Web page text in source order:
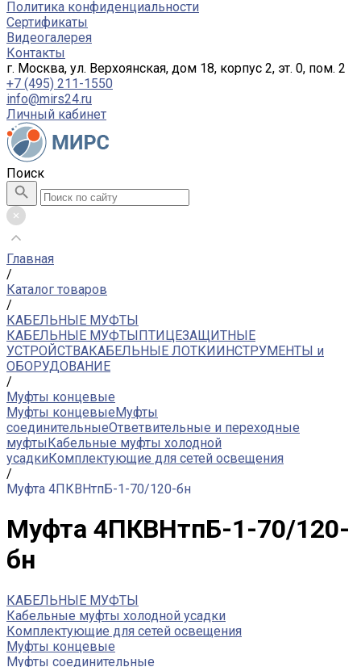
Политика конфиденциальности
Сертификаты
Видеогалерея
Контакты
г. Москва, ул. Верхоянская, дом 18, корпус 2, эт. 0, пом. 2
+7 (495) 211-1550
info@mirs24.ru
Личный кабинет
Поиск
Главная
/
Каталог товаров
/
КАБЕЛЬНЫЕ МУФТЫ
КАБЕЛЬНЫЕ МУФТЫПТИЦЕЗАЩИТНЫЕ
УСТРОЙСТВАКАБЕЛЬНЫЕ ЛОТКИИНСТРУМЕНТЫ и
ОБОРУДОВАНИЕ
/
Муфты концевые
Муфты концевыеМуфты
соединительныеОтветвительные и переходные
муфтыКабельные муфты холодной
усадкиКомплектующие для сетей освещения
/
Муфта 4ПКВНтпБ-1-70/120-бн
Муфта 4ПКВНтпБ-1-70/120-
бн
КАБЕЛЬНЫЕ МУФТЫ
Кабельные муфты холодной усадки
Комплектующие для сетей освещения
Муфты концевые
Муфты соединительные